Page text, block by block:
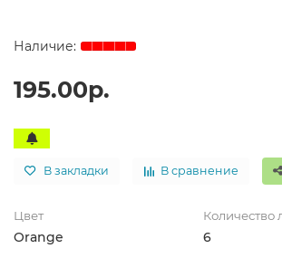
195.00р.
В закладки В сравнение
Цвет
Orange
Количество
6